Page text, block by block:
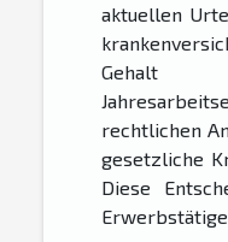
aktuellen
rechtlichen
gesetzliche
Diese
Erwerbstätige,